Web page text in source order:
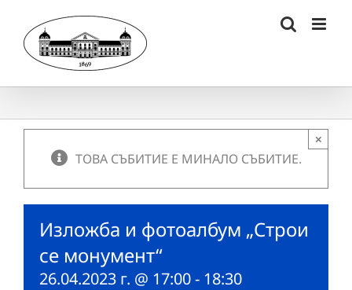
content
ТОВА СЪБИТИЕ Е МИНАЛО СЪБИТИЕ.
×
Изложба и фотоалбум „Строи
се монумент“
26.04.2023 г. @ 17:00- 18:30